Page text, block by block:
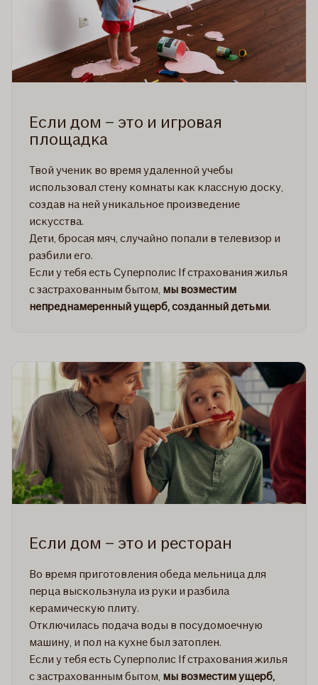
Если дом – это и игровая
площадка
Твой ученик во время удаленной учебы
использовал стену комнаты как классную доску,
создав на ней уникальное произведение
искусства.
Дети, бросая мяч, случайно попали в телевизор и
разбили его.
Если у тебя есть Суперполис If страхования жилья
с застрахованным бытом, мы возместим
непреднамеренный ущерб, созданный детьми.
Если дом – это и ресторан
Во время приготовления обеда мельница для
перца выскользнула из руки и разбила
керамическую плиту.
Отключилась подача воды в посудомоечную
машину, и пол на кухне был затоплен.
Если у тебя есть Суперполис If страхования жилья
с застрахованным бытом, мы возместим ущерб,